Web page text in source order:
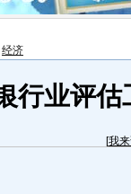
经济
行业评估
[我